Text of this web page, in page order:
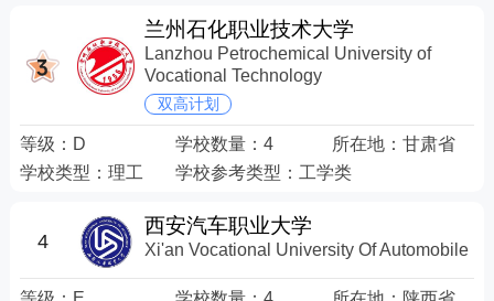
兰州石化职业技术大学
Lanzhou Petrochemical University of
Vocational Technology
双高计划
等级： D 学校数量：4 所在地： 甘肃省
学校类型： 理工 学校参考类型：工学类
4
西安汽车职业大学
Xi'an Vocational University Of Automobile